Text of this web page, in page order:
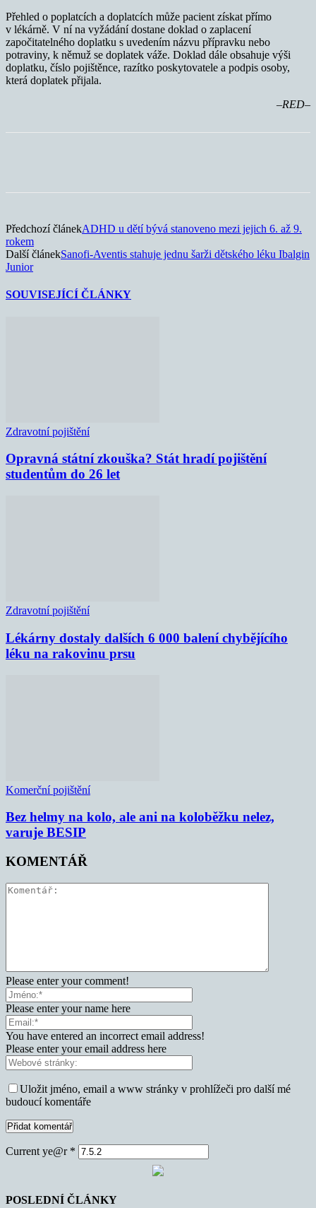
Přehled o poplatcích a doplatcích může pacient získat přímo
v lékárně. V ní na vyžádání dostane doklad o zaplacení
započitatelného doplatku s uvedením názvu přípravku nebo
potraviny, k němuž se doplatek váže. Doklad dále obsahuje výši
doplatku, číslo pojištěnce, razítko poskytovatele a podpis osoby,
která doplatek přijala.
–RED–
Předchozí článekADHD u dětí bývá stanoveno mezi jejich 6. až 9.
rokem
Další článekSanofi-Aventis stahuje jednu šarži dětského léku Ibalgin
Junior
SOUVISEJÍCÍ ČLÁNKY
Zdravotní pojištění
Opravná státní zkouška? Stát hradí pojištění
studentům do 26 let
Zdravotní pojištění
Lékárny dostaly dalších 6 000 balení chybějícího
léku na rakovinu prsu
Komerční pojištění
Bez helmy na kolo, ale ani na koloběžku nelez,
varuje BESIP
KOMENTÁŘ
Please enter your comment!
Please enter your name here
You have entered an incorrect email address!
Please enter your email address here
Uložit jméno, email a www stránky v prohlížeči pro další mé
budoucí komentáře
Current ye@r *
POSLEDNÍ ČLÁNKY